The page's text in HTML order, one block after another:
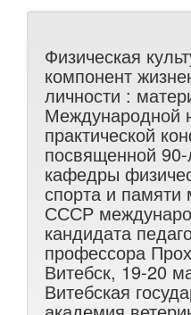
Физическая
компонент
личности :
Международной
практической
посвященной
кафедры
спорта и памяти
СССР
кандидата
профессора
Витебск, 19-20
Витебская